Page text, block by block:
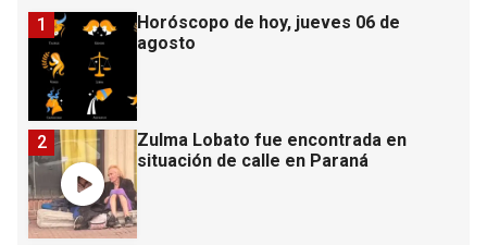
Horóscopo de hoy, jueves 06 de
agosto
1
Zulma Lobato fue encontrada en
situación de calle en Paraná
2